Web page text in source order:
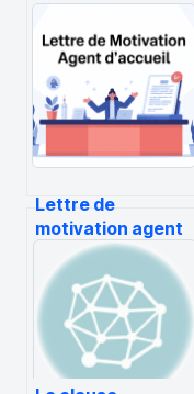
Lettre de
motivation agent
d’accueil :
exemples, conseils
et structure
efficace